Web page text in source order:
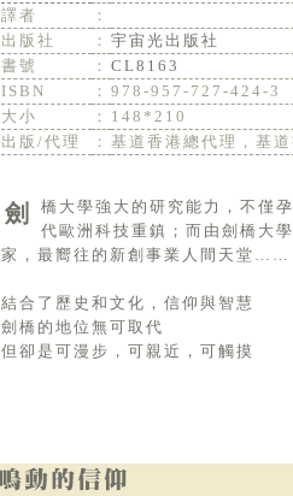
譯者
：
出版社
： 宇宙光出版社
書號
： CL8163
ISBN
： 978-957-727-424-3
大小
： 148*210
出版/代理
： 基道香港總代理，基
劍橋大學強大的研究能力，不僅孕育了80幾位諾貝爾獎得主，更磁鐵地吸引了大歐洲各地的科技公司，成為當
代歐洲科技重鎮；而由劍橋大
家，最嚮往的新創事業人間天堂……
結合了歷史和文化，信仰與智慧
劍橋的地位無可取代
但卻是可漫步，可親近，可觸摸